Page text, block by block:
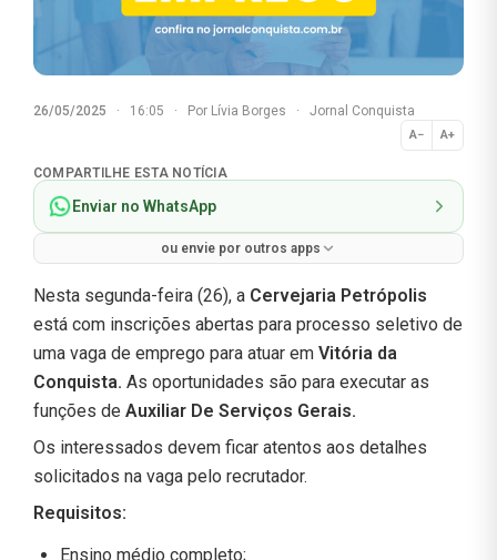
26/05/2025 · 16:05 · Por Lívia Borges · Jornal Conquista
A− A+
Normal
COMPARTILHE ESTA NOTÍCIA
Enviar no WhatsApp
ou envie por outros apps
Nesta segunda-feira (26), a Cervejaria Petrópolis
está com inscrições abertas para processo seletivo de
uma vaga de emprego para atuar em Vitória da
Conquista. As oportunidades são para executar as
funções de Auxiliar De Serviços Gerais.
Os interessados devem ficar atentos aos detalhes
solicitados na vaga pelo recrutador.
Requisitos:
Ensino médio completo;